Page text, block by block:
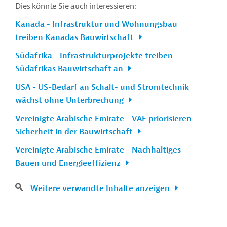
Dies könnte Sie auch interessieren:
Kanada - Infrastruktur und Wohnungsbau
treiben Kanadas Bauwirtschaft
Südafrika - Infrastrukturprojekte treiben
Südafrikas Bauwirtschaft an
USA - US-Bedarf an Schalt- und Stromtechnik
wächst ohne Unterbrechung
Vereinigte Arabische Emirate - VAE priorisieren
Sicherheit in der Bauwirtschaft
Vereinigte Arabische Emirate - Nachhaltiges
Bauen und Energieeffizienz
Weitere verwandte Inhalte anzeigen